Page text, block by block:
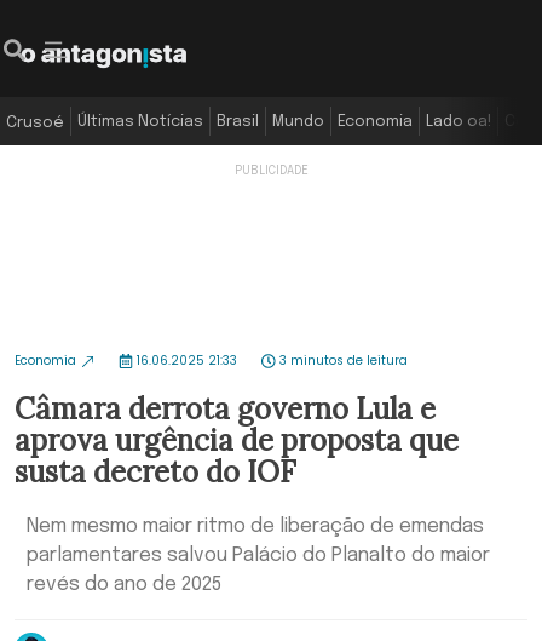
Crusoé Últimas Notícias Brasil Mundo Economia Lado oa!
Economia 16.06.2025 21:33 3 minutos de leitura
Câmara derrota governo Lula e
aprova urgência de proposta que
susta decreto do IOF
Nem mesmo maior ritmo de liberação de emendas
parlamentares salvou Palácio do Planalto do maior
revés do ano de 2025